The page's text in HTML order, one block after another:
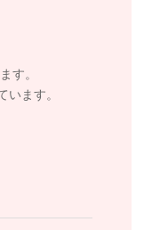
す。
ます。